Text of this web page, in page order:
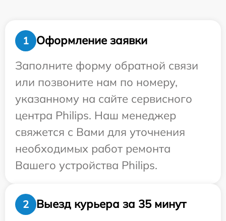
1
Оформление заявки
Заполните форму обратной связи
или позвоните нам по номеру,
указанному на сайте сервисного
центра Philips. Наш менеджер
свяжется с Вами для уточнения
необходимых работ ремонта
Вашего устройства Philips.
2
Выезд курьера за 35 минут